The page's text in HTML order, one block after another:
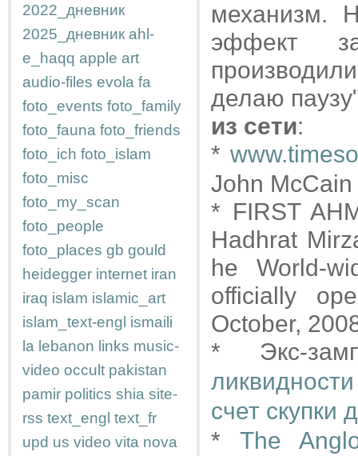
2022_дневник
2025_дневник ahl-
e_haqq apple art
audio-files evola fa
foto_events foto_family
foto_fauna foto_friends
foto_ich foto_islam
foto_misc
foto_my_scan
foto_people
foto_places gb gould
heidegger internet iran
iraq islam islamic_art
islam_text-engl ismaili
la lebanon links music-
video occult pakistan
pamir politics shia site-
rss text_engl text_fr
upd us video vita nova
механизм.
эффект
делаю
из сети:
*
John
* FIRST
Hadhrat
he World-
officially
October,
* Экс-
счет скупки
* The